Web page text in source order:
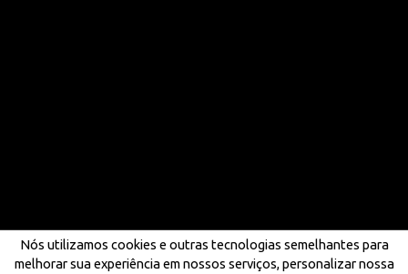
Nós utilizamos cookies e outras tecnologias semelhantes para
melhorar sua experiência em nossos serviços, personalizar nossa